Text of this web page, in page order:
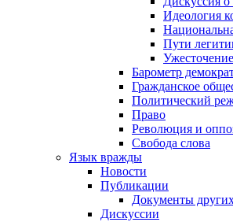
Идеология
Пути
Барометр
Гражданское
Политический
Право
Революция и
Свобода слова
Язык вражды
Новости
Публикации
Документы
Дискуссии